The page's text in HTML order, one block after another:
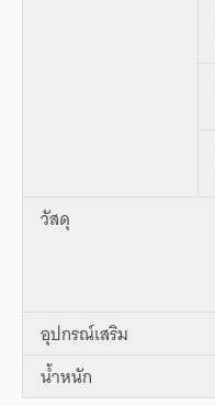
วัสดุ
อุปกรณ์เสริม
น้ำหนัก